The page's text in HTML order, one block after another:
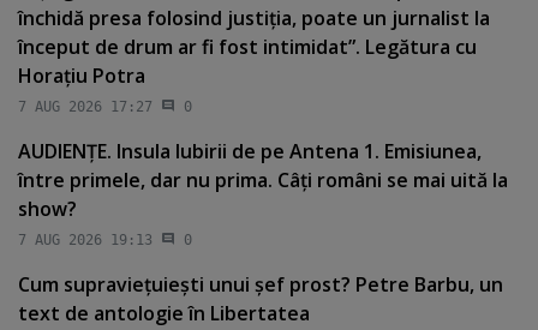
închidă presa folosind justiţia, poate un jurnalist la
început de drum ar fi fost intimidat”. Legătura cu
Horaţiu Potra
7 AUG 2026 17:27 0
AUDIENŢE. Insula Iubirii de pe Antena 1. Emisiunea,
între primele, dar nu prima. Câţi români se mai uită la
show?
7 AUG 2026 19:13 0
Cum supravieţuieşti unui şef prost? Petre Barbu, un
text de antologie în Libertatea